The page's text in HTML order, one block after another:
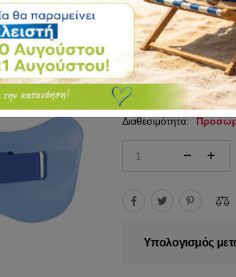
Αξιολόγηση:
Κωδικός
21.50€
Διαθεσιμότητα:
Υπολογισμός